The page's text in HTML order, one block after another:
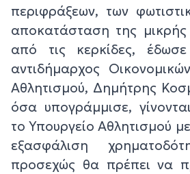
περιφράξεων, των
αποκατάσταση της
από τις κερκίδες,
αντιδήμαρχος
Αθλητισμού, Δημήτρης
όσα υπογράμμισε,
το Υπουργείο Αθλητισμού
εξασφάλιση
προσεχώς θα πρέπει να